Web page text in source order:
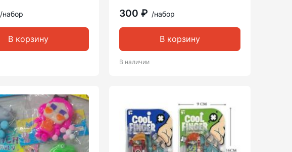
/набор
В корзину
300 ₽ /набор
В корзину
В наличии